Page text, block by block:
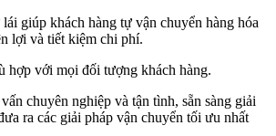
giúp khách hàng tự vận chuyển hàng hóa
lợi và tiết kiệm chi phí.
hợp với mọi đối tượng khách hàng.
chuyên nghiệp và tận tình, sẵn sàng giải
ra các giải pháp vận chuyển tối ưu nhất